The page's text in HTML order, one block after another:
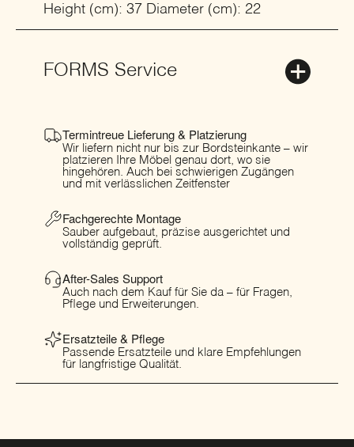
Height (cm): 37 Diameter (cm): 22
FORMS Service
Termintreue Lieferung & Platzierung
Wir liefern nicht nur bis zur Bordsteinkante – wir
platzieren Ihre Möbel genau dort, wo sie
hingehören. Auch bei schwierigen Zugängen
und mit verlässlichen Zeitfenster
Fachgerechte Montage
Sauber aufgebaut, präzise ausgerichtet und
vollständig geprüft.
After-Sales Support
Auch nach dem Kauf für Sie da – für Fragen,
Pflege und Erweiterungen.
Ersatzteile & Pflege
Passende Ersatzteile und klare Empfehlungen
für langfristige Qualität.